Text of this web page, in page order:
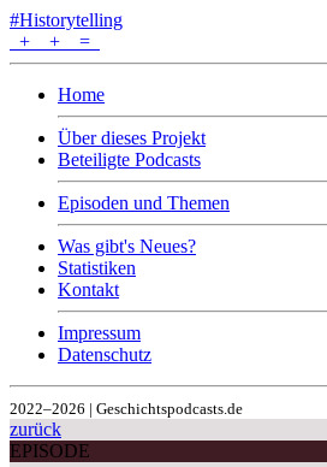
#Historytelling
+
+ =
Home
Über dieses Projekt
Beteiligte Podcasts
Episoden und Themen
Was gibt's Neues?
Statistiken
Kontakt
Impressum
Datenschutz
2022–2026 | Geschichtspodcasts.de
zurück
EPISODE